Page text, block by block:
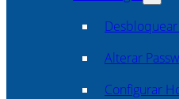
Alterar
Configurar